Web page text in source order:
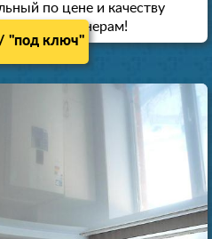
по цене и качеству
как пенсионерам!
"под ключ"